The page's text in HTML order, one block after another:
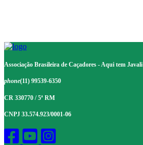
Associação Brasileira de Caçadores - Aqui tem Javali
phone(11) 99539-6350
CR 330770 / 5ª RM
CNPJ 33.574.923/0001-06